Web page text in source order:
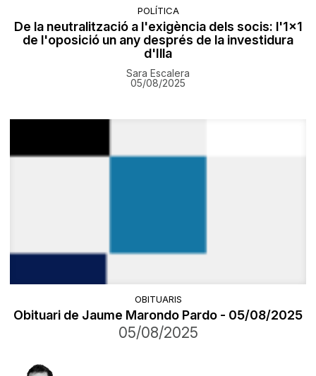
POLÍTICA
De la neutralització a l'exigència dels socis: l'1x1
de l'oposició un any després de la investidura
d'Illa
Sara Escalera
05/08/2025
OBITUARIS
Obituari de Jaume Marondo Pardo - 05/08/2025
05/08/2025